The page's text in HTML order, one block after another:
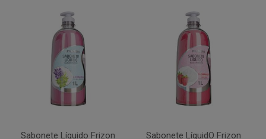
Sabonete Líquido Frizon
Sabonete LíquidO Frizon